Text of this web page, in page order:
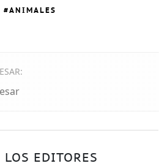
ANIMALES
LOS EDITORES